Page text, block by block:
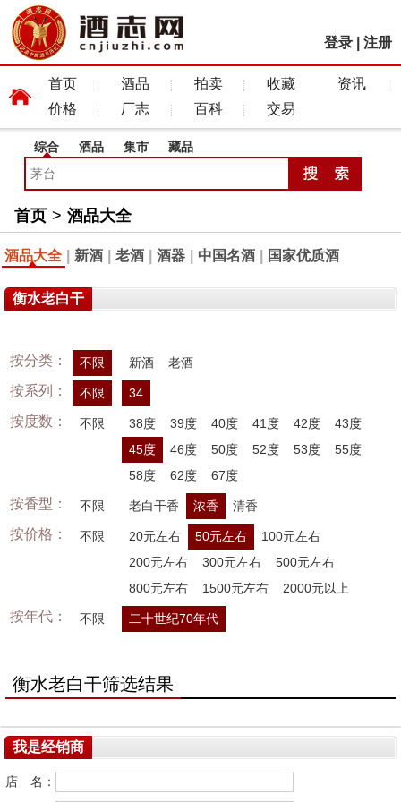
登录 注册
首页 酒品 拍卖 收藏
资讯
价格
厂志 百科 交易
综合 酒品 集市 藏品
首页 > 酒品大全
酒品大全 新酒 老酒 酒器 中国名酒 国家优质酒
衡水老白干
按分类： 不限 新酒 老酒
按系列： 不限 34
按度数： 不限 38度 39度 40度 41度 42度
43度
45度
46度 50度 52度 53度
55度
58度
62度 67度
按香型： 不限 老白干香 浓香 清香
按价格： 不限 20元左右 50元左右
100元左右
200元左右
300元左右
500元左右
800元左右
1500元左右 2000元以上
按年代： 不限 二十世纪70年代
衡水老白干筛选结果
我是经销商
店 名：